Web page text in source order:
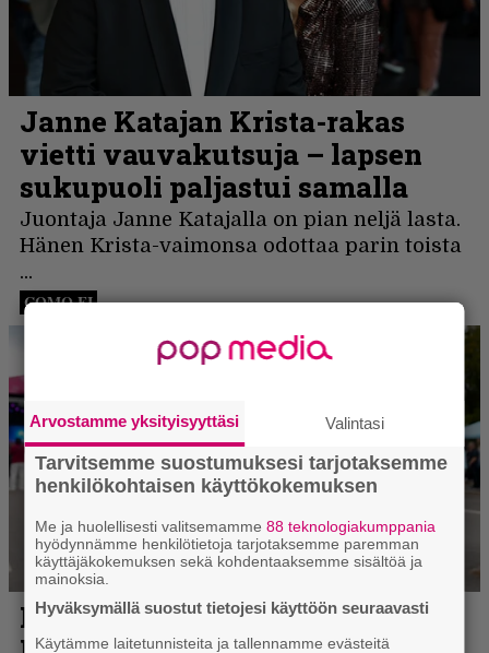
Arvostamme yksityisyyttäsi Valintasi
Tarvitsemme suostumuksesi tarjotaksemme
henkilökohtaisen käyttökokemuksen
Me ja huolellisesti valitsemamme88 teknologiakumppania
hyödynnämme henkilötietoja tarjotaksemme paremman
käyttäjäkokemuksen sekä kohdentaaksemme sisältöä ja
mainoksia.
Hyväksymällä suostut tietojesi käyttöön seuraavasti
Käytämme laitetunnisteita ja tallennamme evästeitä